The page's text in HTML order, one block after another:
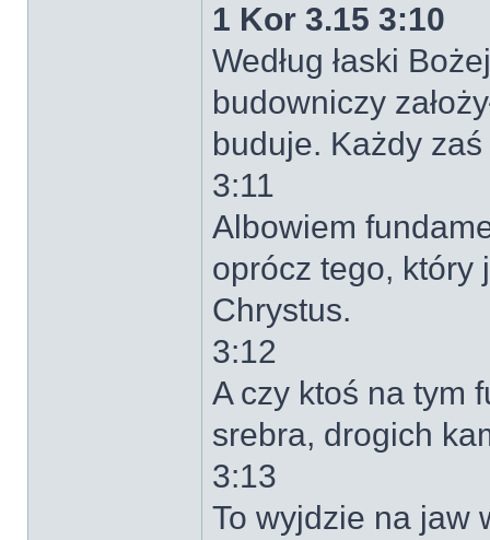
1 Kor 3.15 3:10
Według łaski
budowniczy
buduje. Każdy
3:11
Albowiem
oprócz tego, który
Chrystus.
3:12
A czy ktoś na tym
srebra, drogich
3:13
To wyjdzie na jaw